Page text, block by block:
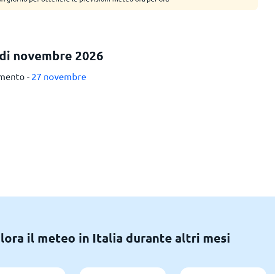
novembre 2026
- 27 novembre
il meteo in Italia durante altri mesi